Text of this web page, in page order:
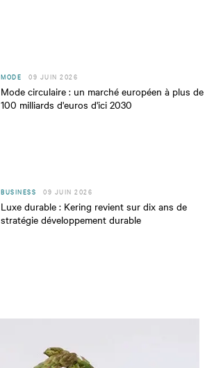
MODE 09 JUIN 2026
Mode circulaire : un marché européen à plus de
100 milliards d'euros d'ici 2030
BUSINESS 09 JUIN 2026
Luxe durable : Kering revient sur dix ans de
stratégie développement durable